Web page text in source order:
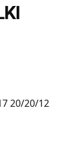
20/20/12